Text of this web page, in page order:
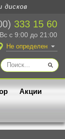
дисков
333 15 60
с 9:00 до 21:00
Не определен
Акции